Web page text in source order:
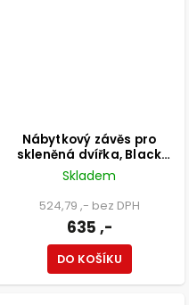
Nábytkový závěs pro
skleněná dvířka, Black
Edition, 1 pár
Skladem
524,79 ,- bez DPH
635 ,-
DO KOŠÍKU